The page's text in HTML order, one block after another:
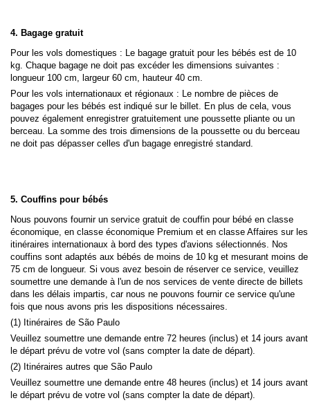
4. Bagage gratuit
Pour les vols domestiques : Le bagage gratuit pour les bébés est de 10
kg. Chaque bagage ne doit pas excéder les dimensions suivantes :
longueur 100 cm, largeur 60 cm, hauteur 40 cm.
Pour les vols internationaux et régionaux : Le nombre de pièces de
bagages pour les bébés est indiqué sur le billet. En plus de cela, vous
pouvez également enregistrer gratuitement une poussette pliante ou un
berceau. La somme des trois dimensions de la poussette ou du berceau
ne doit pas dépasser celles d'un bagage enregistré standard.
5. Couffins pour bébés
Nous pouvons fournir un service gratuit de couffin pour bébé en classe
économique, en classe économique Premium et en classe Affaires sur les
itinéraires internationaux à bord des types d'avions sélectionnés. Nos
couffins sont adaptés aux bébés de moins de 10 kg et mesurant moins de
75 cm de longueur. Si vous avez besoin de réserver ce service, veuillez
soumettre une demande à l'un de nos services de vente directe de billets
dans les délais impartis, car nous ne pouvons fournir ce service qu'une
fois que nous avons pris les dispositions nécessaires.
(1) Itinéraires de São Paulo
Veuillez soumettre une demande entre 72 heures (inclus) et 14 jours avant
le départ prévu de votre vol (sans compter la date de départ).
(2) Itinéraires autres que São Paulo
Veuillez soumettre une demande entre 48 heures (inclus) et 14 jours avant
le départ prévu de votre vol (sans compter la date de départ).